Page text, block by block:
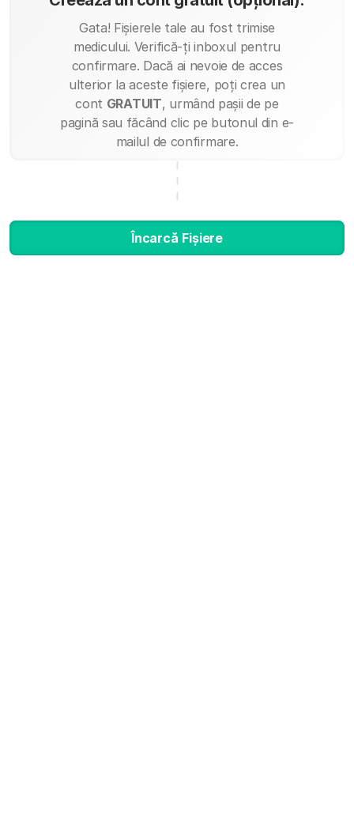
Gata! Fișierele tale au fost trimise
medicului. Verifică-ți inboxul pentru
confirmare. Dacă ai nevoie de acces
ulterior la aceste fișiere, poți crea un
cont GRATUIT, urmând pașii de pe
pagină sau făcând clic pe butonul din e-
mailul de confirmare.
Încarcă Fișiere